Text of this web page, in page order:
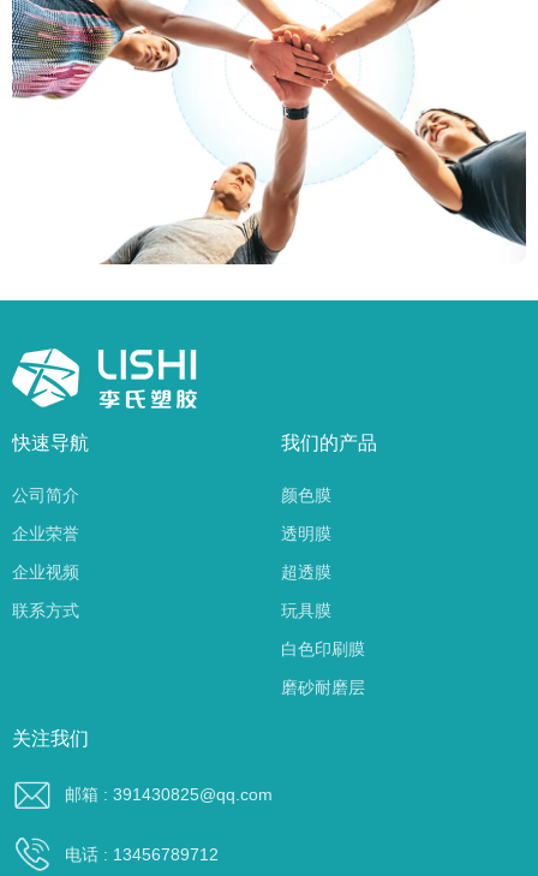
快速导航
公司简介
企业荣誉
企业视频
联系方式
我们的产品
颜色膜
透明膜
超透膜
玩具膜
白色印刷膜
磨砂耐磨层
关注我们
邮箱 : 391430825@qq.com
电话 : 13456789712